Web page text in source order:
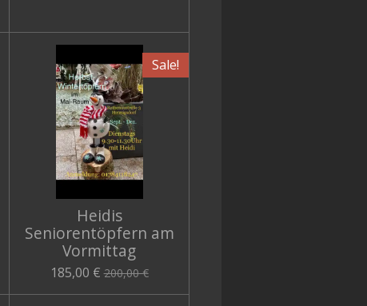
Sale!
Heidis
Seniorentöpfern am
Vormittag
185,00 € 200,00 €